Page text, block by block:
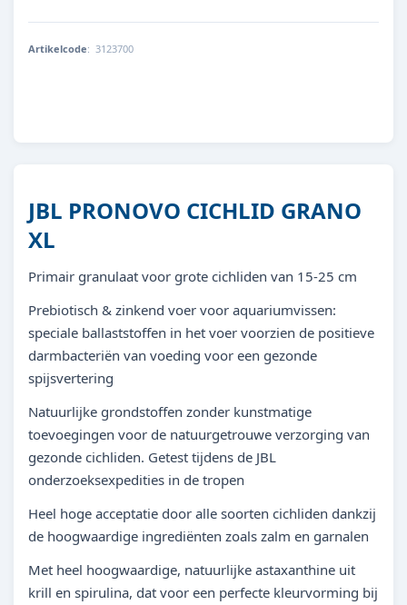
Artikelcode: 3123700
JBL PRONOVO CICHLID GRANO
XL
Primair granulaat voor grote cichliden van 15-25 cm
Prebiotisch & zinkend voer voor aquariumvissen:
speciale ballaststoffen in het voer voorzien de positieve
darmbacteriën van voeding voor een gezonde
spijsvertering
Natuurlijke grondstoffen zonder kunstmatige
toevoegingen voor de natuurgetrouwe verzorging van
gezonde cichliden. Getest tijdens de JBL
onderzoeksexpedities in de tropen
Heel hoge acceptatie door alle soorten cichliden dankzij
de hoogwaardige ingrediënten zoals zalm en garnalen
Met heel hoogwaardige, natuurlijke astaxanthine uit
krill en spirulina, dat voor een perfecte kleurvorming bij